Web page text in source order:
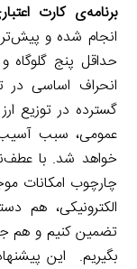
برنامه‌ی کارت
انجام شده و
حداقل پنج
انحراف اساسی در
گسترده در توزیع
عمومی، سبب آسیب
خواهد شد. با
چارچوب امکانات
الکترونیکی، هم
تضمین کنیم و هم
بگیریم. این